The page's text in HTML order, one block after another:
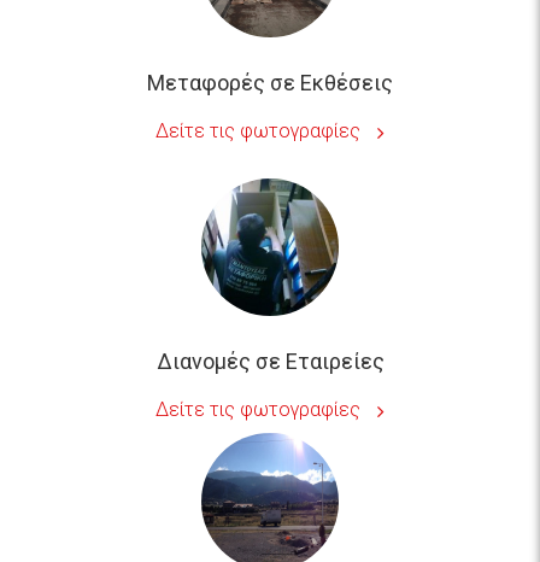
Μεταφορές σε Εκθέσεις
Δείτε τις φωτογραφίες
Διανομές σε Εταιρείες
Δείτε τις φωτογραφίες